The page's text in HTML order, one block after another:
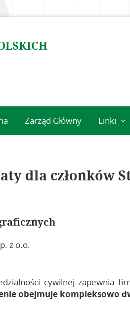
Zarząd Główny Linki
Ośrodki
dla członków
z o.o.
cywilnej zapewnia
obejmuje kompleksowo